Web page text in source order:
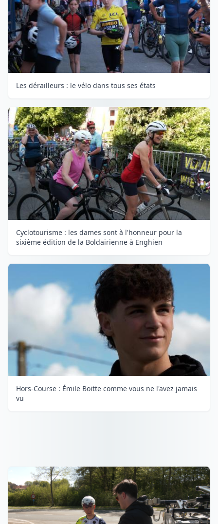
Les dérailleurs : le vélo dans tous ses états
Cyclotourisme : les dames sont à l'honneur pour la
sixième édition de la Boldairienne à Enghien
Hors-Course : Émile Boitte comme vous ne l'avez jamais
vu